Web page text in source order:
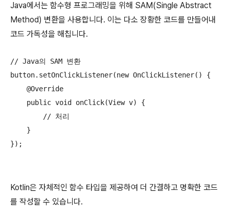
Java에서는 함수형 프로그래밍을 위해 SAM(Single Abstract
Method) 변환을 사용합니다. 이는 다소 장황한 코드를 만들어내
코드 가독성을 해칩니다.
// Java의 SAM 변환
button.setOnClickListener(new OnClickListener() {
    @Override
    public void onClick(View v) {
        // 처리
    }
});
Kotlin은 자체적인 함수 타입을 제공하여 더 간결하고 명확한 코드
를 작성할 수 있습니다.